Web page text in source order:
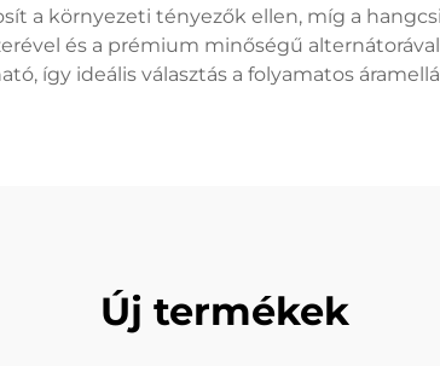
a környezeti tényezők ellen, míg a
és a prémium minőségű
így ideális választás a folyamatos
Új termékek